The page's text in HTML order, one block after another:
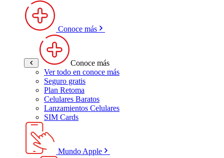
Conoce más
Conoce más
Ver todo en conoce más
Seguro gratis
Plan Retoma
Celulares Baratos
Lanzamientos Celulares
SIM Cards
Mundo Apple